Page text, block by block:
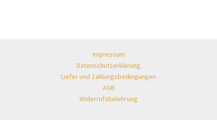
Impressum
Datenschutzerklärung
Liefer und Zahlungsbedingungen
AGB
Widerrufsbelehrung